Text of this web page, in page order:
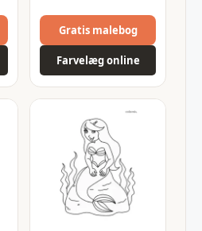
Gratis malebog
Farvelæg online